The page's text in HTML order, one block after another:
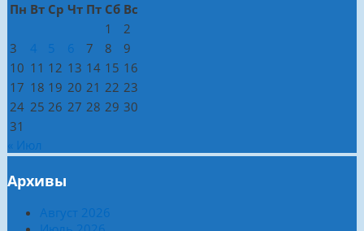
Пн Вт Ср Чт Пт Сб Вс
1
2
3
4 5 6 7 8
9
10 11 12 13 14 15 16
17 18 19 20 21 22 23
24 25 26 27 28 29 30
31
« Июл
Архивы
Август 2026